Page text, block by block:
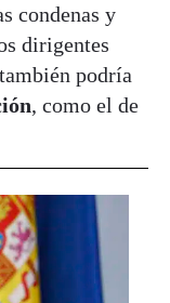
condenas y
dirigentes
podría
, como el de